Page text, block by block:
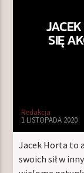
SIĘ
Redakcja
1 LISTOPADA 2020
Jacek Horta to
swoich sił w